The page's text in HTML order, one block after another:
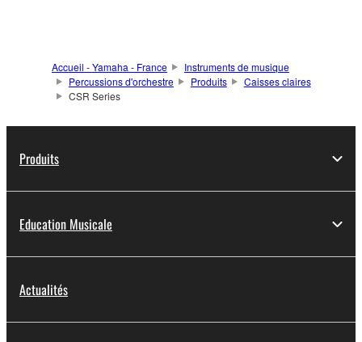
Accueil - Yamaha - France
Instruments de musique
Percussions d'orchestre
Produits
Caisses claires
CSR Series
Produits
Education Musicale
Actualités